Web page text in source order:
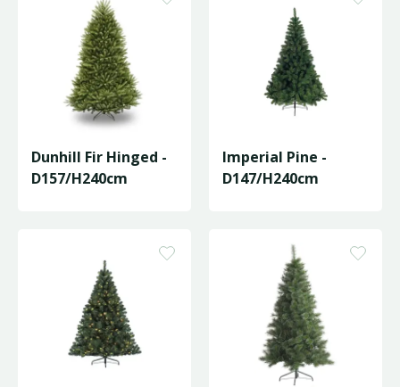
Dunhill Fir Hinged -
D157/H240cm
Imperial Pine -
D147/H240cm